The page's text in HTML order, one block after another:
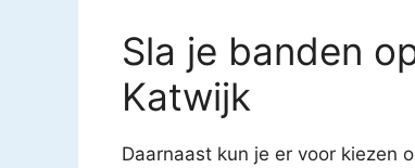
Sla je banden
Katwijk
Daarnaast kun je er voor kiezen